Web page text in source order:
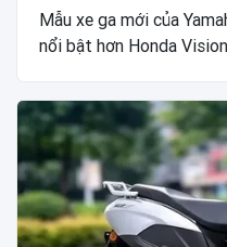
Mẫu xe ga mới của
nổi bật hơn Honda